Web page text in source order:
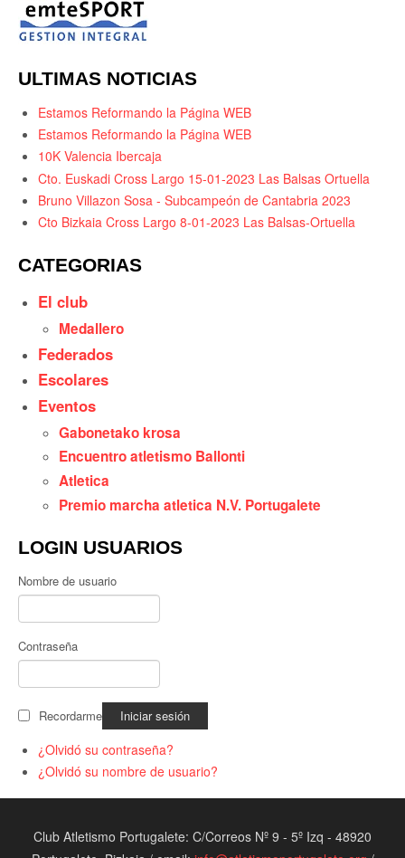
ULTIMAS NOTICIAS
Estamos Reformando la Página WEB
Estamos Reformando la Página WEB
10K Valencia Ibercaja
Cto. Euskadi Cross Largo 15-01-2023 Las Balsas Ortuella
Bruno Villazon Sosa - Subcampeón de Cantabria 2023
Cto Bizkaia Cross Largo 8-01-2023 Las Balsas-Ortuella
CATEGORIAS
El club
Medallero
Federados
Escolares
Eventos
Gabonetako krosa
Encuentro atletismo Ballonti
Atletica
Premio marcha atletica N.V. Portugalete
LOGIN USUARIOS
Nombre de usuario
Contraseña
Recordarme
¿Olvidó su contraseña?
¿Olvidó su nombre de usuario?
Club Atletismo Portugalete: C/Correos Nº 9 - 5º Izq - 48920